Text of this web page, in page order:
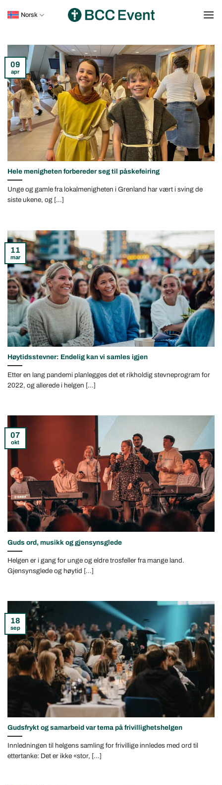
Norsk
Hele menigheten forbereder seg til påskefeiring
Unge og gamle fra lokalmenigheten i Grenland har vært i sving de
siste ukene, og [...]
09
apr
Høytidsstevner: Endelig kan vi samles igjen
Etter en lang pandemi planlegges det et rikholdig stevneprogram for
2022, og allerede i helgen [...]
11
mar
Guds ord, musikk og gjensynsglede
Helgen er i gang for unge og eldre trosfeller fra mange land.
Gjensynsglede og høytid [...]
07
okt
Gudsfrykt og samarbeid var tema på frivillighetshelgen
Innledningen til helgens samling for frivillige innledes med ord til
ettertanke: Det er ikke «stor, [...]
18
sep